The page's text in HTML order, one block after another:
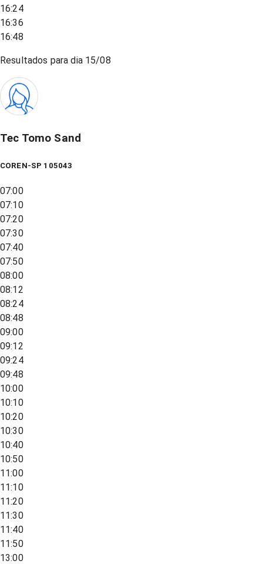
16:24
16:36
16:48
Resultados para dia 15/08
Tec Tomo Sand
COREN-SP 105043
07:00
07:10
07:20
07:30
07:40
07:50
08:00
08:12
08:24
08:48
09:00
09:12
09:24
09:48
10:00
10:10
10:20
10:30
10:40
10:50
11:00
11:10
11:20
11:30
11:40
11:50
13:00